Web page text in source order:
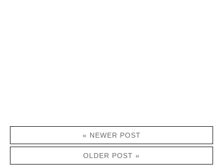
« NEWER POST
OLDER POST »